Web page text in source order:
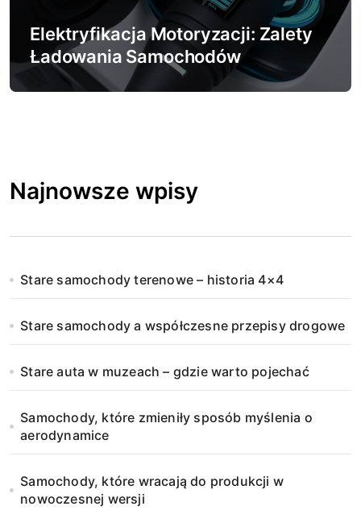
Elektryfikacja Motoryzacji: Zalety
Ładowania Samochodów
Elektrycznych
Najnowsze wpisy
Stare samochody terenowe – historia 4×4
Stare samochody a współczesne przepisy drogowe
Stare auta w muzeach – gdzie warto pojechać
Samochody, które zmieniły sposób myślenia o
aerodynamice
Samochody, które wracają do produkcji w
nowoczesnej wersji